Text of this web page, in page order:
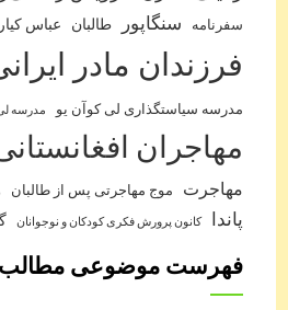
سفرنامه سنگاپور طالبان عباس
فرزندان مادر
مدرسه سیاستگذاری لی کوآن یو مدرسه
مهاجران
مهاجرت موج مهاجرتی پس از طالبان
پاندا کانون پرورش فکری کودکان و نوجوانان
فهرست موضوعی مطالب